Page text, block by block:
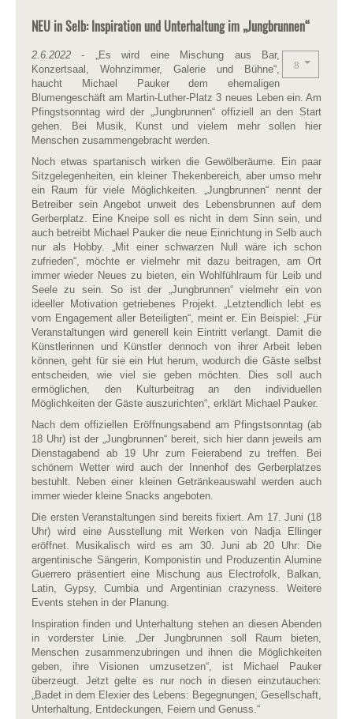
NEU in Selb: Inspiration und Unterhaltung im „Jungbrunnen“
2.6.2022 - „Es wird eine Mischung aus Bar,
Konzertsaal, Wohnzimmer, Galerie und Bühne“,
haucht Michael Pauker dem ehemaligen
Blumengeschäft am Martin-Luther-Platz 3 neues Leben ein. Am
Pfingstsonntag wird der „Jungbrunnen“ offiziell an den Start
gehen. Bei Musik, Kunst und vielem mehr sollen hier
Menschen zusammengebracht werden.
Noch etwas spartanisch wirken die Gewölberäume. Ein paar
Sitzgelegenheiten, ein kleiner Thekenbereich, aber umso mehr
ein Raum für viele Möglichkeiten. „Jungbrunnen“ nennt der
Betreiber sein Angebot unweit des Lebensbrunnen auf dem
Gerberplatz. Eine Kneipe soll es nicht in dem Sinn sein, und
auch betreibt Michael Pauker die neue Einrichtung in Selb auch
nur als Hobby. „Mit einer schwarzen Null wäre ich schon
zufrieden“, möchte er vielmehr mit dazu beitragen, am Ort
immer wieder Neues zu bieten, ein Wohlfühlraum für Leib und
Seele zu sein. So ist der „Jungbrunnen“ vielmehr ein von
ideeller Motivation getriebenes Projekt. „Letztendlich lebt es
vom Engagement aller Beteiligten“, meint er. Ein Beispiel: „Für
Veranstaltungen wird generell kein Eintritt verlangt. Damit die
Künstlerinnen und Künstler dennoch von ihrer Arbeit leben
können, geht für sie ein Hut herum, wodurch die Gäste selbst
entscheiden, wie viel sie geben möchten. Dies soll auch
ermöglichen, den Kulturbeitrag an den individuellen
Möglichkeiten der Gäste auszurichten“, erklärt Michael Pauker.
Nach dem offiziellen Eröffnungsabend am Pfingstsonntag (ab
18 Uhr) ist der „Jungbrunnen“ bereit, sich hier dann jeweils am
Dienstagabend ab 19 Uhr zum Feierabend zu treffen. Bei
schönem Wetter wird auch der Innenhof des Gerberplatzes
bestuhlt. Neben einer kleinen Getränkeauswahl werden auch
immer wieder kleine Snacks angeboten.
Die ersten Veranstaltungen sind bereits fixiert. Am 17. Juni (18
Uhr) wird eine Ausstellung mit Werken von Nadja Ellinger
eröffnet. Musikalisch wird es am 30. Juni ab 20 Uhr: Die
argentinische Sängerin, Komponistin und Produzentin Alumine
Guerrero präsentiert eine Mischung aus Electrofolk, Balkan,
Latin, Gypsy, Cumbia und Argentinian crazyness. Weitere
Events stehen in der Planung.
Inspiration finden und Unterhaltung stehen an diesen Abenden
in vorderster Linie. „Der Jungbrunnen soll Raum bieten,
Menschen zusammenzubringen und ihnen die Möglichkeiten
geben, ihre Visionen umzusetzen“, ist Michael Pauker
überzeugt. Jetzt gelte es nur noch in diesen einzutauchen:
„Badet in dem Elexier des Lebens: Begegnungen, Gesellschaft,
Unterhaltung, Entdeckungen, Feiern und Genuss.“